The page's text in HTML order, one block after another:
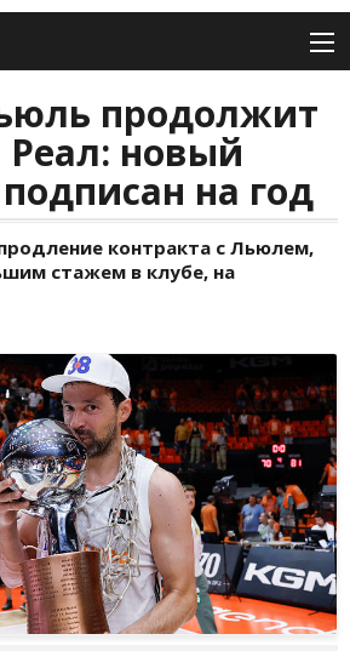
продолжит
Реал: новый
на год
контракта с Льюлем,
стажем в клубе, на